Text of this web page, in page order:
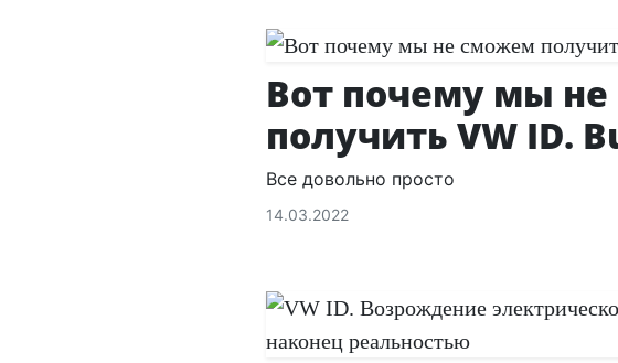
Вот почему мы
получить VW ID.
Все довольно просто
14.03.2022